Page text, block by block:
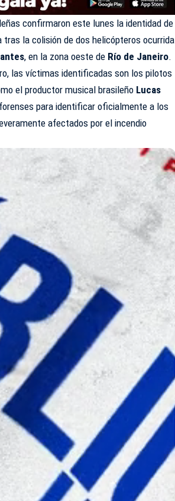
confirmaron este lunes la identidad de
la colisión de dos helicópteros ocurrida
, en la zona oeste de Río de Janeiro.
las víctimas identificadas son los pilotos
el productor musical brasileño Lucas
para identificar oficialmente a los
afectados por el incendio